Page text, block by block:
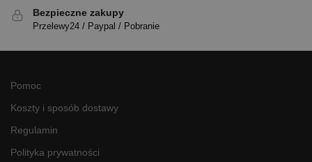
Bezpieczne zakupy
Przelewy24 / Paypal / Pobranie
Pomoc
Koszty i sposób dostawy
Regulamin
Polityka prywatności